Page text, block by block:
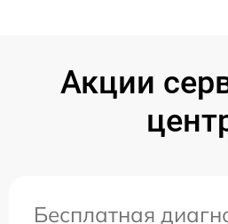
Акции
Бесплатная